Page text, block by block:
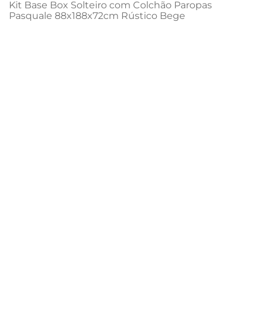
Kit Base Box Solteiro com Colchão Paropas
Pasquale 88x188x72cm Rústico Bege